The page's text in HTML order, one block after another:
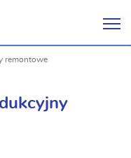
remontowe